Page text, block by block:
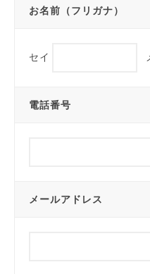
お名前（フリガナ）
セイ
電話番号
メールアドレス